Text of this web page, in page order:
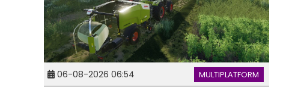
06-08-2026 06:54 MULTIPLATFORM